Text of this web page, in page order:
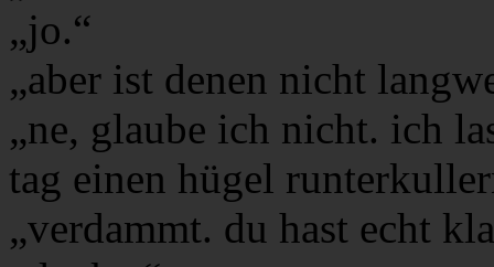
„jo.“
„aber ist denen nicht
„ne, glaube ich nicht. ich
tag einen hügel
„verdammt. du hast echt